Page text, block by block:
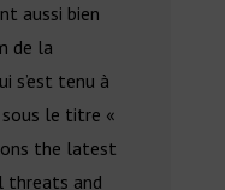
aussi bien
de la
s’est tenu à
le titre «
the latest
threats and